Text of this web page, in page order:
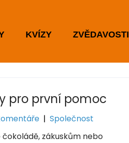
KVÍZY ZVĚDAVOSTI
pro první pomoc
|Společnost
zákuskům nebo